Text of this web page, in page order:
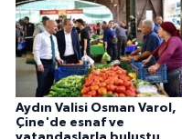
Aydın Valisi Osman Varol,
Çine'de esnaf ve